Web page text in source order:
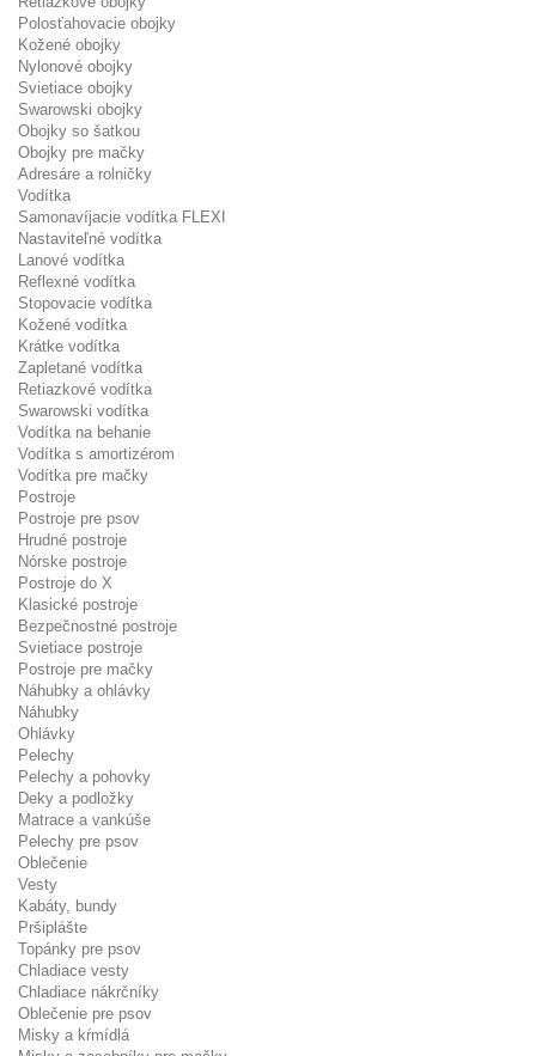
Polosťahovacie obojky
Kožené obojky
Nylonové obojky
Svietiace obojky
Swarowski obojky
Obojky so šatkou
Obojky pre mačky
Adresáre a rolničky
Vodítka
Samonavíjacie vodítka FLEXI
Nastaviteľné vodítka
Lanové vodítka
Reflexné vodítka
Stopovacie vodítka
Kožené vodítka
Krátke vodítka
Zapletané vodítka
Retiazkové vodítka
Swarowski vodítka
Vodítka na behanie
Vodítka s amortizérom
Vodítka pre mačky
Postroje
Postroje pre psov
Hrudné postroje
Nórske postroje
Postroje do X
Klasické postroje
Bezpečnostné postroje
Svietiace postroje
Postroje pre mačky
Náhubky a ohlávky
Náhubky
Ohlávky
Pelechy
Pelechy a pohovky
Deky a podložky
Matrace a vankúše
Pelechy pre psov
Oblečenie
Vesty
Kabáty, bundy
Pršiplášte
Topánky pre psov
Chladiace vesty
Chladiace nákrčníky
Oblečenie pre psov
Misky a kŕmídlá